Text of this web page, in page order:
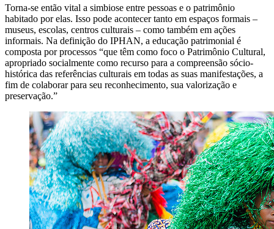
Torna-se então vital a simbiose entre pessoas e o patrimônio
habitado por elas. Isso pode acontecer tanto em espaços formais –
museus, escolas, centros culturais – como também em ações
informais. Na definição do IPHAN, a educação patrimonial é
composta por processos “que têm como foco o Patrimônio Cultural,
apropriado socialmente como recurso para a compreensão sócio-
histórica das referências culturais em todas as suas manifestações, a
fim de colaborar para seu reconhecimento, sua valorização e
preservação.”